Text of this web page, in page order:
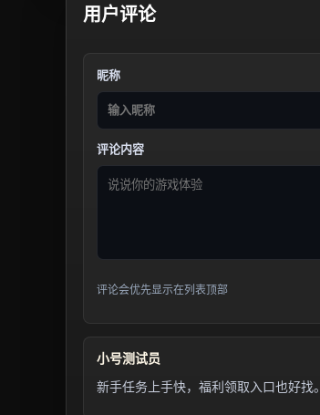
用户评论
昵称
评论内容
评论会优先显示在列表顶部
小号测试员
新手任务上手快，福利领取入口也好找。